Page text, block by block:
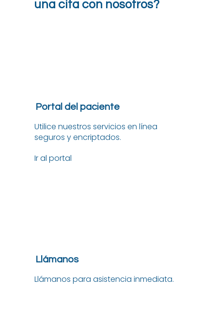
una cita con nosotros?
Portal del paciente
Utilice nuestros servicios en línea
seguros y encriptados.
Ir al portal
Llámanos
Llámanos para asistencia inmediata.